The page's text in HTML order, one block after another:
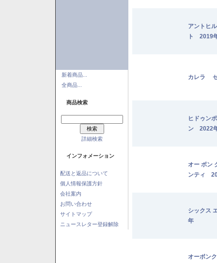
新着商品...
全商品...
商品検索
詳細検索
インフォメーション
配送と返品について
個人情報保護方針
会社案内
お問い合わせ
サイトマップ
ニュースレター登録解除
アントヒ
ト 2019
カレラ
ヒドゥン
ン 2022
オー ボン
ンティ
シックス
年
オーボン